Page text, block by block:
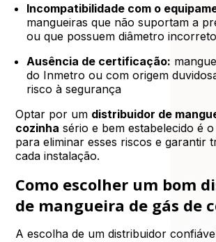
Incompatibilidade com o
mangueiras que não suportam a
ou que possuem diâmetro incorreto
Ausência de certificação:
do Inmetro ou com origem
risco à segurança
Optar por um distribuidor de
cozinha sério e bem estabelecido é
para eliminar esses riscos e garantir
cada instalação.
Como escolher um bom
de mangueira de gás de
A escolha de um distribuidor